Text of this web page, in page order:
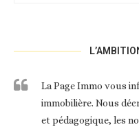
La Page Immo vous
immobilière. Nous
et pédagogique, les